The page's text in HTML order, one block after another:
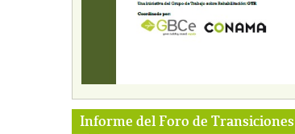
Informe del Foro de Transiciones